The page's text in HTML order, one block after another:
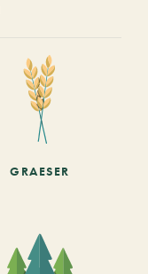
GRAESER